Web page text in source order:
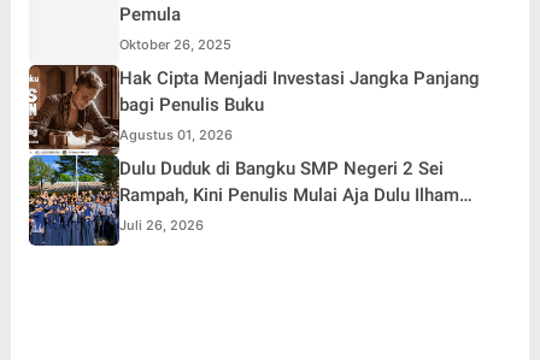
Pemula
Oktober 26, 2025
Hak Cipta Menjadi Investasi Jangka Panjang
bagi Penulis Buku
Agustus 01, 2026
Dulu Duduk di Bangku SMP Negeri 2 Sei
Rampah, Kini Penulis Mulai Aja Dulu Ilham
Febryan Kembali sebagai Pemateri untuk
Menginspirasi Generasi Muda
Juli 26, 2026